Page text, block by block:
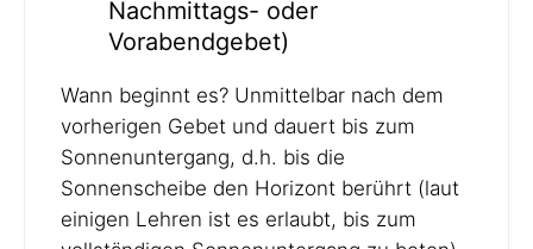
Nachmittags- oder
Vorabendgebet)
Wann beginnt es? Unmittelbar nach dem
vorherigen Gebet und dauert bis zum
Sonnenuntergang, d.h. bis die
Sonnenscheibe den Horizont berührt (laut
einigen Lehren ist es erlaubt, bis zum